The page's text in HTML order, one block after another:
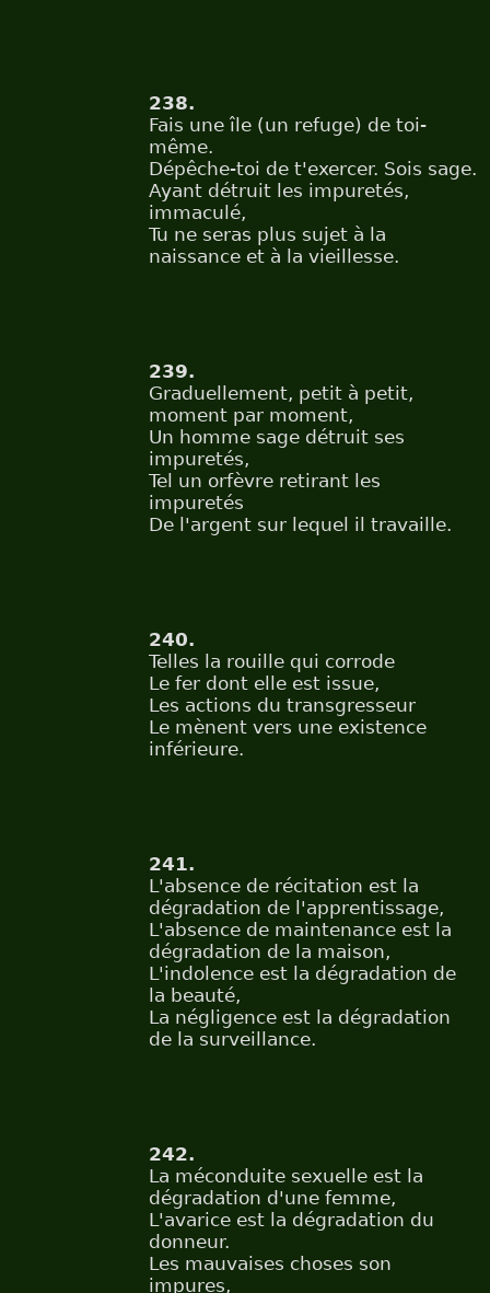
238.
Fais une île (un refuge) de toi-
même.
Dépêche-toi de t'exercer. Sois sage.
Ayant détruit les impuretés,
immaculé,
Tu ne seras plus sujet à la
naissance et à la vieillesse.
239.
Graduellement, petit à petit,
moment par moment,
Un homme sage détruit ses
impuretés,
Tel un orfèvre retirant les
impuretés
De l'argent sur lequel il travaille.
240.
Telles la rouille qui corrode
Le fer dont elle est issue,
Les actions du transgresseur
Le mènent vers une existence
inférieure.
241.
L'absence de récitation est la
dégradation de l'apprentissage,
L'absence de maintenance est la
dégradation de la maison,
L'indolence est la dégradation de
la beauté,
La négligence est la dégradation
de la surveillance.
242.
La méconduite sexuelle est la
dégradation d'une femme,
L'avarice est la dégradation du
donneur.
Les mauvaises choses son
impures,